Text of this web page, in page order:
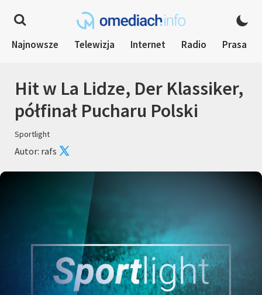
Najnowsze Telewizja Internet Radio Prasa
Hit w La Lidze, Der Klassiker,
półfinał Pucharu Polski
Sportlight
Autor: rafs